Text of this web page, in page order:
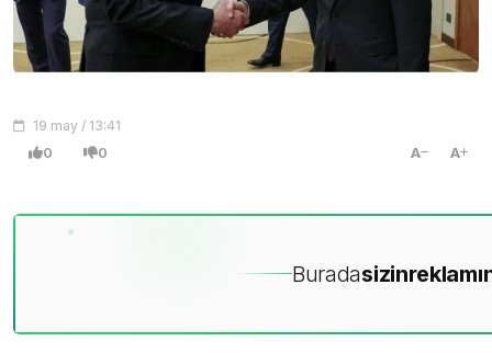
19 may / 13:41
0 0 A A
Buradasizin